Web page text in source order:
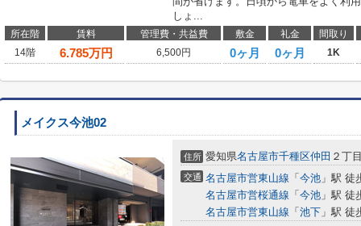
しょ...
所在階 賃料 管理費・共益費 敷金 礼金
間取り
14階
6.785万円 6,500円 0ヶ月 0ヶ月 1K
メイクス今池02
住所 愛知県名古屋市千種区仲田 ２丁
交通 名古屋市営東山線 「 今池 」駅 徒
名古屋市営桜通線 「 今池 」駅 徒
名古屋市営東山線 「 池下 」駅 徒